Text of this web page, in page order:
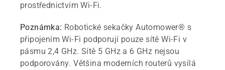
prostřednictvím Wi-Fi.
Poznámka: Robotické sekačky Automower® s
připojením Wi-Fi podporují pouze sítě Wi-Fi v
pásmu 2,4 GHz. Sítě 5 GHz a 6 GHz nejsou
podporovány. Většina moderních routerů vysílá